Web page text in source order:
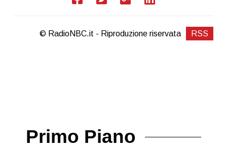
© RadioNBC.it - Riproduzione riservata RSS
Primo Piano